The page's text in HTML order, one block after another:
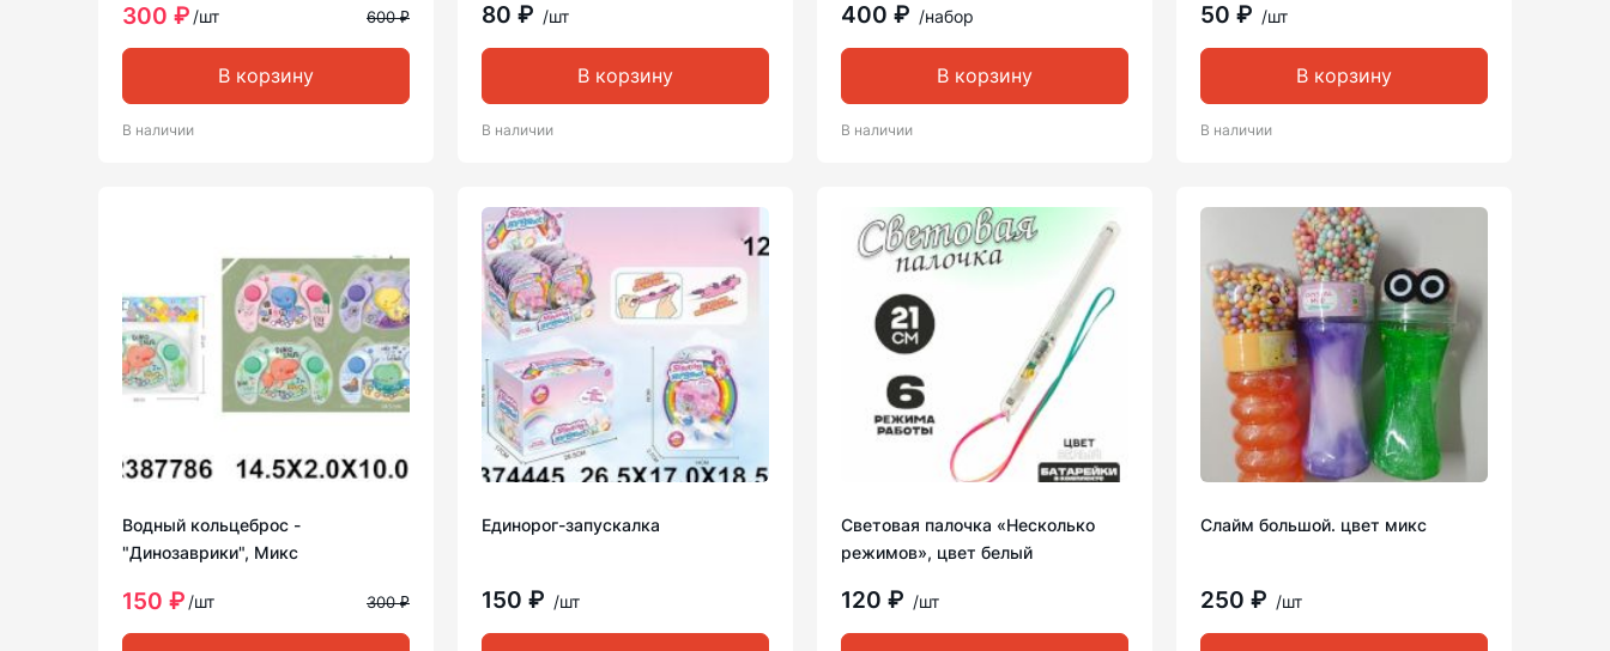
300 ₽ /шт 600 ₽
В корзину
В наличии
80 ₽ /шт
В корзину
В наличии
400 ₽ /набор
В корзину
В наличии
50 ₽ /шт
В корзину
В наличии
Водный кольцеброс -
"Динозаврики", Микс
150 ₽ /шт 300 ₽
Единорог-запускалка
150 ₽ /шт
Световая палочка «Несколько
режимов», цвет белый
120 ₽ /шт
Слайм большой. цвет микс
250 ₽ /шт